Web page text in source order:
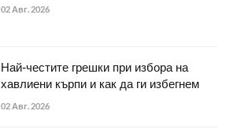
02 Авг. 2026
Най-честите грешки при избора на
хавлиени кърпи и как да ги избегнем
02 Авг. 2026